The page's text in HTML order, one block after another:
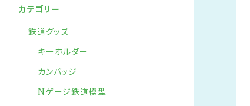
カテゴリー
鉄道グッズ
キーホルダー
カンバッジ
Nゲージ鉄道模型